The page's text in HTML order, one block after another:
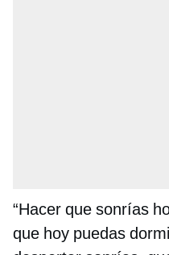
“Hacer que sonrías
que hoy puedas